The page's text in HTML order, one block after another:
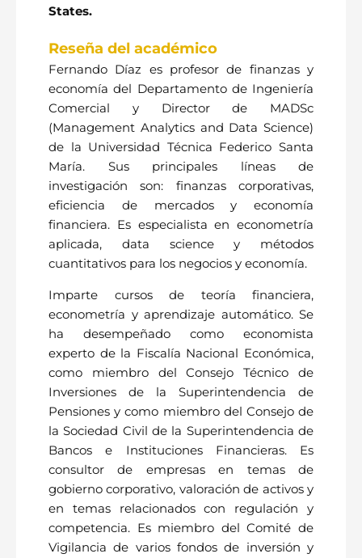
States.
Reseña del académico
Fernando Díaz es profesor de finanzas y
economía del Departamento de Ingeniería
Comercial y Director de MADSc
(Management Analytics and Data Science)
de la Universidad Técnica Federico Santa
María. Sus principales líneas de
investigación son: finanzas corporativas,
eficiencia de mercados y economía
financiera. Es especialista en econometría
aplicada, data science y métodos
cuantitativos para los negocios y economía.
Imparte cursos de teoría financiera,
econometría y aprendizaje automático. Se
ha desempeñado como economista
experto de la Fiscalía Nacional Económica,
como miembro del Consejo Técnico de
Inversiones de la Superintendencia de
Pensiones y como miembro del Consejo de
la Sociedad Civil de la Superintendencia de
Bancos e Instituciones Financieras. Es
consultor de empresas en temas de
gobierno corporativo, valoración de activos y
en temas relacionados con regulación y
competencia. Es miembro del Comité de
Vigilancia de varios fondos de inversión y